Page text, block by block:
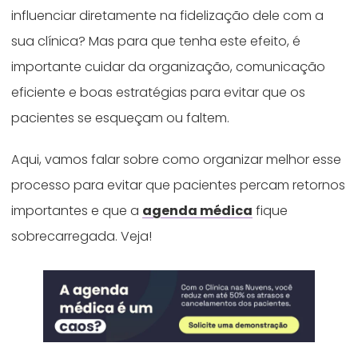
influenciar diretamente na fidelização dele com a
sua clínica? Mas para que tenha este efeito, é
importante cuidar da organização, comunicação
eficiente e boas estratégias para evitar que os
pacientes se esqueçam ou faltem.
Aqui, vamos falar sobre como organizar melhor esse
processo para evitar que pacientes percam retornos
importantes e que a agenda médica fique
sobrecarregada. Veja!